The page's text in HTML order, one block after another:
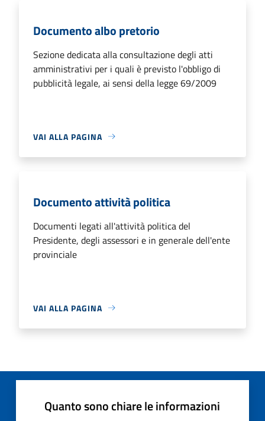
Documento albo pretorio
Sezione dedicata alla consultazione degli atti
amministrativi per i quali è previsto l'obbligo di
pubblicità legale, ai sensi della legge 69/2009
VAI ALLA PAGINA
Documento attività politica
Documenti legati all'attività politica del
Presidente, degli assessori e in generale dell'ente
provinciale
VAI ALLA PAGINA
Quanto sono chiare le informazioni